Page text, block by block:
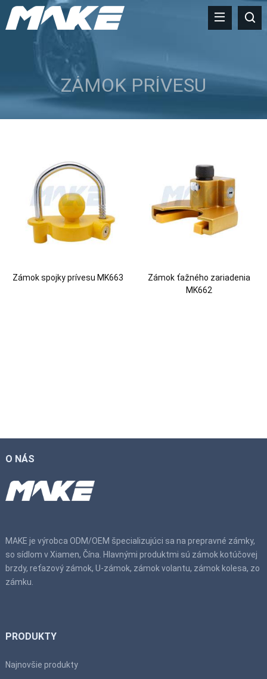
ZÁMOK PRÍVESU
Zámok spojky prívesu MK663
Zámok ťažného zariadenia
MK662
O NÁS
MAKE je výrobca ODM/OEM špecializujúci sa na prepravné zámky,
so sídlom v Xiamen, Čína. Hlavnými produktmi sú zámok kotúčovej
brzdy, reťazový zámok, U-zámok, zámok volantu, zámok kolesa, zo
zámku.
PRODUKTY
Najnovšie produkty